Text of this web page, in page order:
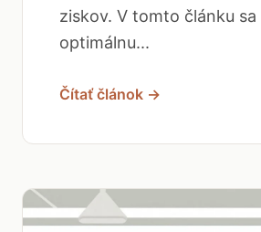
ziskov. V tomto článku
optimálnu...
Čítať článok →